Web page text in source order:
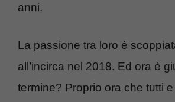
anni.
La passione tra loro è
all’incirca nel 2018. Ed ora è
termine? Proprio ora che tutti